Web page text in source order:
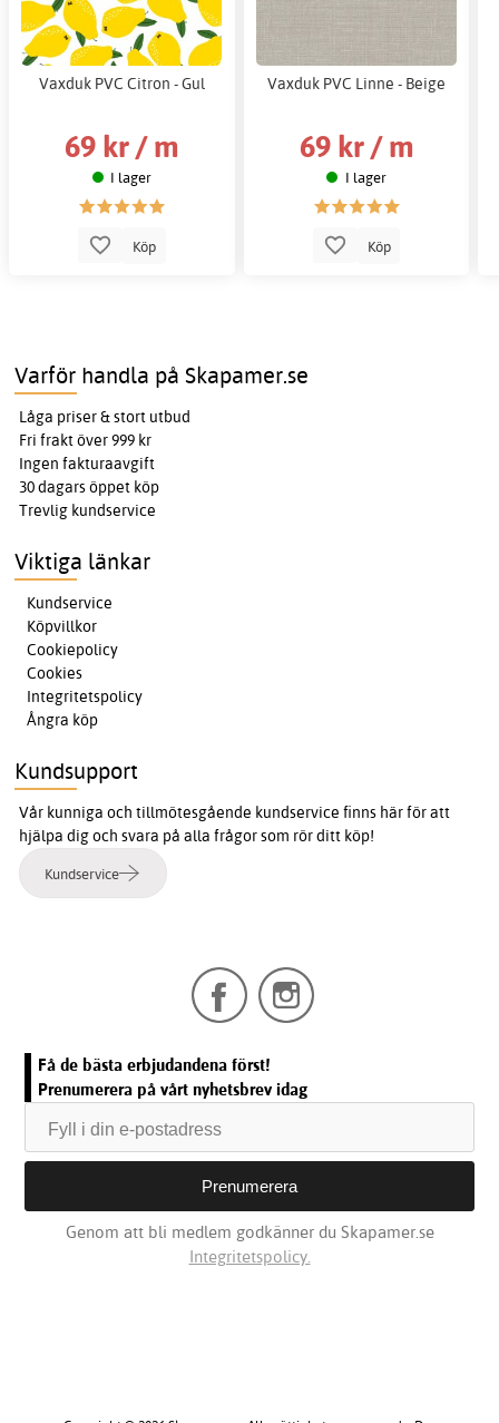
Vaxduk PVC Citron - Gul
69 kr / m
I lager
Köp
Vaxduk PVC Linne - Beige
69 kr / m
I lager
Köp
Varför handla på Skapamer.se
Låga priser & stort utbud
Fri frakt över 999 kr
Ingen fakturaavgift
30 dagars öppet köp
Trevlig kundservice
Viktiga länkar
Kundservice
Köpvillkor
Cookiepolicy
Cookies
Integritetspolicy
Ångra köp
Kundsupport
Vår kunniga och tillmötesgående kundservice finns här för att
hjälpa dig och svara på alla frågor som rör ditt köp!
Kundservice
Få de bästa erbjudandena först!
Prenumerera på vårt nyhetsbrev idag
Genom att bli medlem godkänner du Skapamer.se
Integritetspolicy.